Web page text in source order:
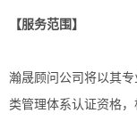
【服务范围】
瀚晟顾问公司将以其
类管理体系认证资格